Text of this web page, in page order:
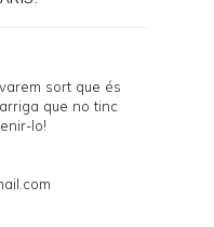
sort que és
que no tinc
lo!